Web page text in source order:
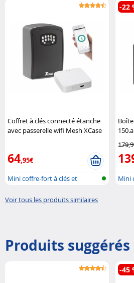
Coffret à clés connecté étanche
avec passerelle wifi Mesh XCase
64,95€
Mini coffre-fort à clés et
et
-22
Mini
Voir tous les produits similaires
Produits suggérés
-45